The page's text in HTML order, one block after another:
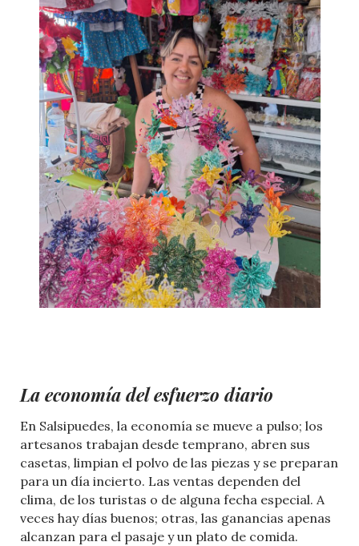
La economía del esfuerzo diario
En Salsipuedes, la economía se mueve a pulso; los
artesanos trabajan desde temprano, abren sus
casetas, limpian el polvo de las piezas y se preparan
para un día incierto. Las ventas dependen del
clima, de los turistas o de alguna fecha especial. A
veces hay días buenos; otras, las ganancias apenas
alcanzan para el pasaje y un plato de comida.